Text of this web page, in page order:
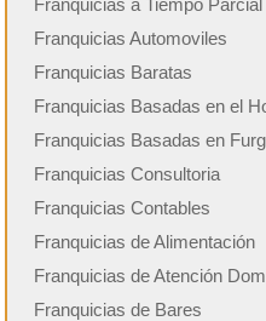
Franquicias Automoviles
Franquicias Baratas
Franquicias Basadas en el
Franquicias Basadas en
Franquicias Consultoria
Franquicias Contables
Franquicias de Alimentación
Franquicias de Atención
Franquicias de Bares